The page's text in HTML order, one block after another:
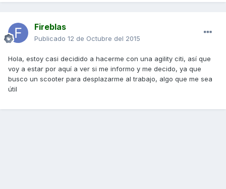
Fireblas
Publicado 12 de Octubre del 2015
Hola, estoy casi decidido a hacerme con una agility citi, así que
voy a estar por aquí a ver si me informo y me decido, ya que
busco un scooter para desplazarme al trabajo, algo que me sea
útil